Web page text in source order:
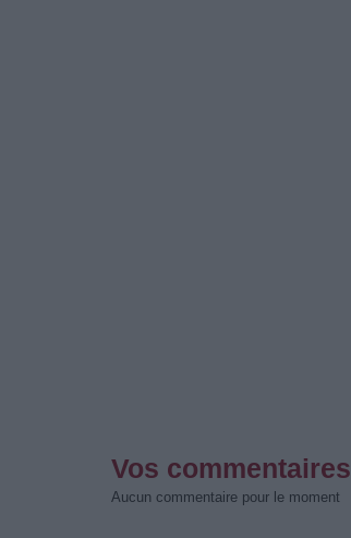
Vos commentaires
Aucun commentaire pour le moment